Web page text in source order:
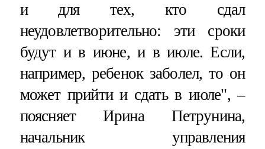
и для тех, кто сдал
неудовлетворительно: эти сроки
будут и в июне, и в июле. Если,
например, ребенок заболел, то он
может прийти и сдать в июле", –
поясняет Ирина Петрунина,
начальник управления